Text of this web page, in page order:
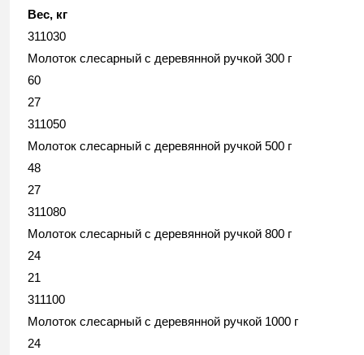
Вес, кг
311030
Молоток слесарный с деревянной ручкой 300 г
60
27
311050
Молоток слесарный с деревянной ручкой 500 г
48
27
311080
Молоток слесарный с деревянной ручкой 800 г
24
21
311100
Молоток слесарный с деревянной ручкой 1000 г
24